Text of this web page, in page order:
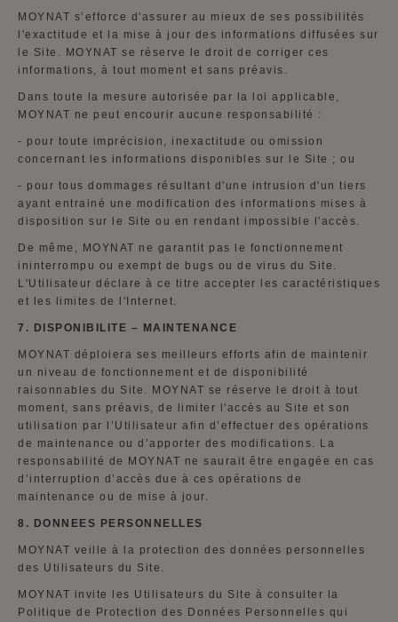
MOYNAT s’efforce d'assurer au mieux de ses possibilités
l'exactitude et la mise à jour des informations diffusées sur
le Site. MOYNAT se réserve le droit de corriger ces
informations, à tout moment et sans préavis.
Dans toute la mesure autorisée par la loi applicable,
MOYNAT ne peut encourir aucune responsabilité :
- pour toute imprécision, inexactitude ou omission
concernant les informations disponibles sur le Site ; ou
- pour tous dommages résultant d'une intrusion d'un tiers
ayant entrainé une modification des informations mises à
disposition sur le Site ou en rendant impossible l'accès.
De même, MOYNAT ne garantit pas le fonctionnement
ininterrompu ou exempt de bugs ou de virus du Site.
L'Utilisateur déclare à ce titre accepter les caractéristiques
et les limites de l'Internet.
7. DISPONIBILITE – MAINTENANCE
MOYNAT déploiera ses meilleurs efforts afin de maintenir
un niveau de fonctionnement et de disponibilité
raisonnables du Site. MOYNAT se réserve le droit à tout
moment, sans préavis, de limiter l'accès au Site et son
utilisation par l’Utilisateur afin d’effectuer des opérations
de maintenance ou d’apporter des modifications. La
responsabilité de MOYNAT ne saurait être engagée en cas
d’interruption d’accès due à ces opérations de
maintenance ou de mise à jour.
8. DONNEES PERSONNELLES
MOYNAT veille à la protection des données personnelles
des Utilisateurs du Site.
MOYNAT invite les Utilisateurs du Site à consulter la
Politique de Protection des Données Personnelles qui